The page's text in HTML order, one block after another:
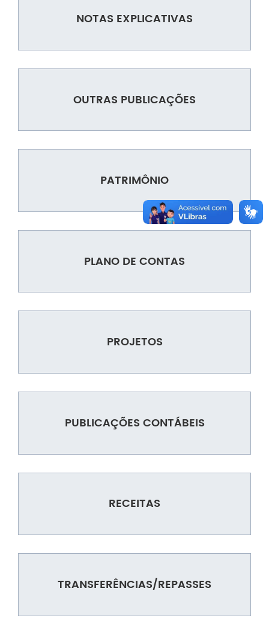
NOTAS EXPLICATIVAS
OUTRAS PUBLICAÇÕES
PATRIMÔNIO
PLANO DE CONTAS
PROJETOS
PUBLICAÇÕES CONTÁBEIS
RECEITAS
TRANSFERÊNCIAS/REPASSES